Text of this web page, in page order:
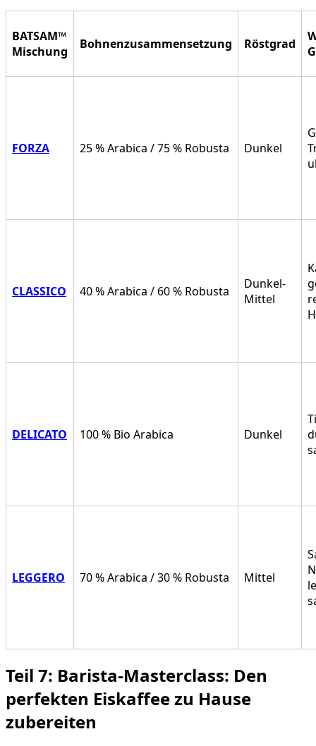
BATSAM™
Mischung
Bohnenzusammensetzung Röstgrad
FORZA 25 % Arabica / 75 % Robusta Dunkel
CLASSICO 40 % Arabica / 60 % Robusta
Dunkel-
Mittel
DELICATO 100 % Bio Arabica Dunkel
LEGGERO 70 % Arabica / 30 % Robusta Mittel
Teil 7: Barista-Masterclass: Den
perfekten Eiskaffee zu Hause
zubereiten